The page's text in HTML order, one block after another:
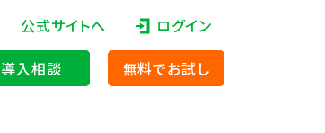
公式サイトへ
ログイン
導入相談
無料でお試し